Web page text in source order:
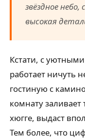
звёздное
высокая
Кстати, с
работает ничуть
гостиную с
комнату
хюгге, выдаст
Тем более, что